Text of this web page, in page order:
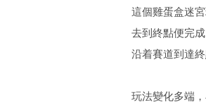
這個雞蛋盒迷
去到終點便完
沿着賽道到達
玩法變化多端